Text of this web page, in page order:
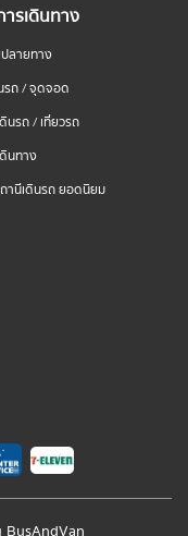
รเดินทาง
ลายทาง
รถ / จุดจอด
นรถ / เที่ยวรถ
นทาง
านีเดินรถ ยอดนิยม